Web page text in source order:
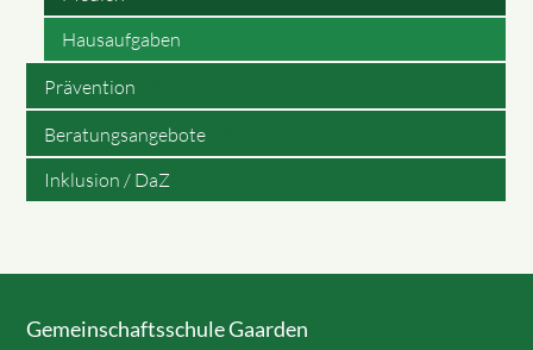
Hausaufgaben
Prävention
Beratungsangebote
Inklusion / DaZ
Gemeinschaftsschule Gaarden